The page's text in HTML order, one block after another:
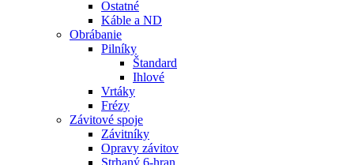
Ostatné
Káble a ND
Obrábanie
Pilníky
Štandard
Ihlové
Vrtáky
Frézy
Závitové spoje
Závitníky
Opravy závitov
Strhaný 6-hran